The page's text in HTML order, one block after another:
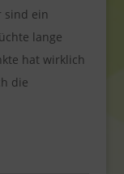
sind ein
lange
hat wirklich
die